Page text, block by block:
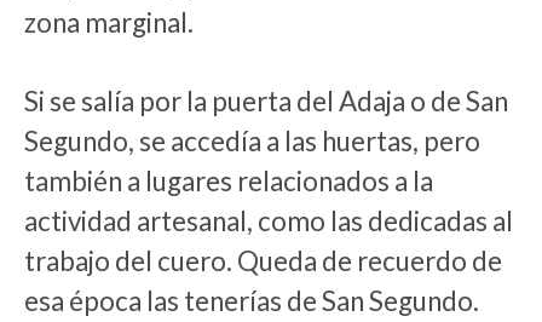
zona marginal.
Si se salía por la puerta del Adaja o de San
Segundo, se accedía a las huertas, pero
también a lugares relacionados a la
actividad artesanal, como las dedicadas al
trabajo del cuero. Queda de recuerdo de
esa época las tenerías de San Segundo.